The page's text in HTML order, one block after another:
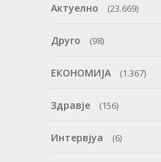
Актуелно (23.669)
Друго (98)
ЕКОНОМИЈА (1.367)
Здравје (156)
Интервјуа (6)